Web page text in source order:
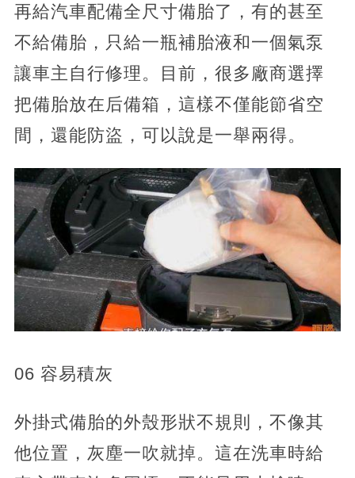
再給汽車配備全尺寸備胎了，有的甚至
不給備胎，只給一瓶補胎液和一個氣泵
讓車主自行修理。目前，很多廠商選擇
把備胎放在后備箱，這樣不僅能節省空
間，還能防盜，可以說是一舉兩得。
06 容易積灰
外掛式備胎的外殼形狀不規則，不像其
他位置，灰塵一吹就掉。這在洗車時給